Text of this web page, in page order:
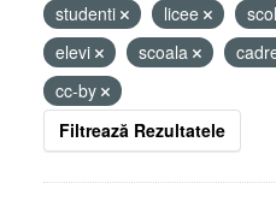
studenti
licee
elevi
scoala
cc-by
Filtrează Rezultatele